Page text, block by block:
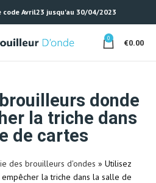
code Avril23 jusqu'au 30/04/2023
0 €0.00
donde
la triche dans
de cartes
des brouilleurs d'ondes » Utilisez
la triche dans la salle de